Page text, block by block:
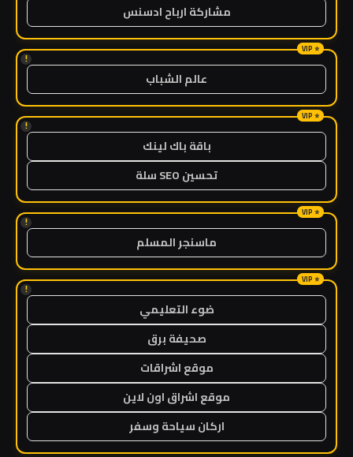
مشاركة ارباح ادسنس
!
عالم الشباب
!
باقة باك لينك
تحسين SEO سلة
!
ماسنجر المسلم
!
ضوء التعليمي
صحيفة برق
موقع اشراقات
موقع اشراق اون لاين
اركان سياحة وسفر